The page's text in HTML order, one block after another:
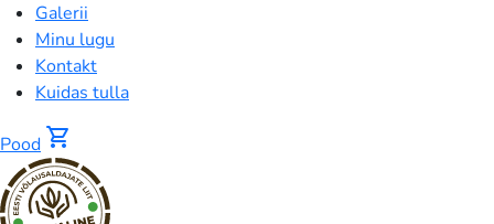
Galerii
Minu lugu
Kontakt
Kuidas tulla
Pood shopping_cart